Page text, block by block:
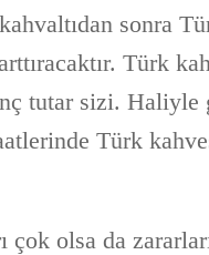
sonra
Türk
tutar sizi. Haliyle
Türk
olsa da